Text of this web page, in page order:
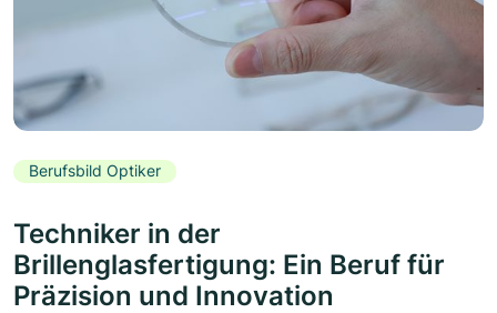
Berufsbild Optiker
Techniker in der
Brillenglasfertigung: Ein Beruf für
Präzision und Innovation